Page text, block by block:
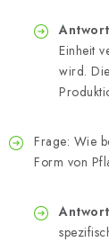
Einheit
wird.
Frage: Wie
Form von